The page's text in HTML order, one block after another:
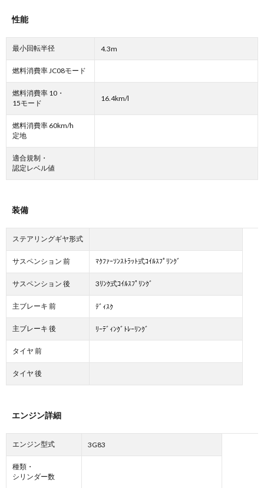
性能
最小回転半径 4.3m
燃料消費率 JC08モード
燃料消費率 10・
15モード
16.4km/l
燃料消費率 60km/h
定地
適合規制・
認定レベル値
装備
ステアリングギヤ形式
サスペンション 前 ﾏｸﾌｧｰｿﾝｽﾄﾗｯﾄ式ｺｲﾙｽﾌﾟﾘﾝｸﾞ
サスペンション 後 3ﾘﾝｸ式ｺｲﾙｽﾌﾟﾘﾝｸﾞ
主ブレーキ 前 ﾃﾞｨｽｸ
主ブレーキ 後 ﾘｰﾃﾞｨﾝｸﾞﾄﾚｰﾘﾝｸﾞ
タイヤ 前
タイヤ 後
エンジン詳細
エンジン型式 3G83
種類・
シリンダー数